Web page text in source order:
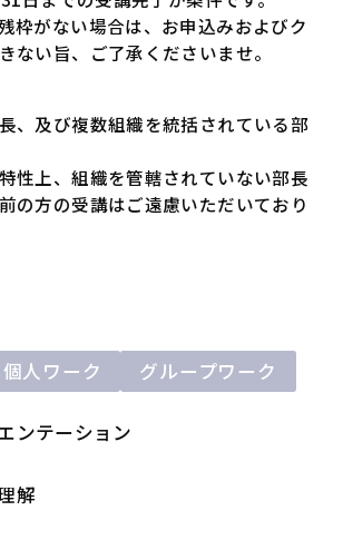
枠がない場合は、お申込みおよびク
ない旨、ご了承くださいませ。
、及び複数組織を統括されている部
性上、組織を管轄されていない部長
の方の受講はご遠慮いただいており
個人ワーク グループワーク
ンテーション
解